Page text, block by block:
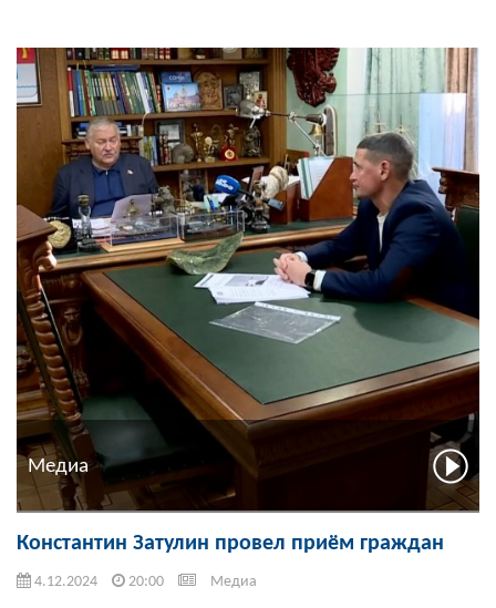
Медиа
Константин Затулин провел приём граждан
4.12.2024 20:00 Медиа